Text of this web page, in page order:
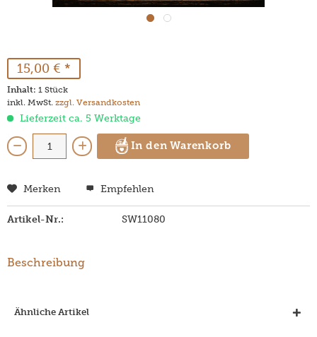
15,00 € *
Inhalt: 1 Stück
inkl. MwSt. zzgl. Versandkosten
Lieferzeit ca. 5 Werktage
In den Warenkorb
Merken Empfehlen
Artikel-Nr.: SW11080
Beschreibung
Ähnliche Artikel